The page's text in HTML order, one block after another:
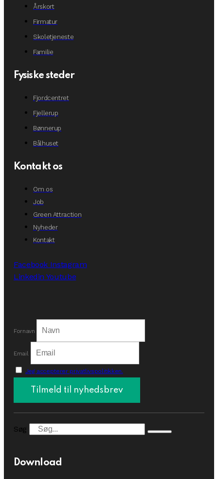
Årskort
Firmatur
Skoletjeneste
Familie
Fysiske steder
Fjordcentret
Fjellerup
Bønnerup
Bålhuset
Kontakt os
Om os
Job
Green Attraction
Nyheder
Kontakt
Facebook Instagram
Linkedin Youtube
Fornavn
Email
Jeg accepterer privatlivspolitikken.
Søg
Download